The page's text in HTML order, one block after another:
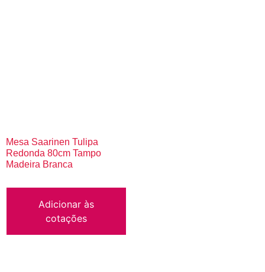
Mesa Saarinen Tulipa
Redonda 80cm Tampo
Madeira Branca
Adicionar às
cotações